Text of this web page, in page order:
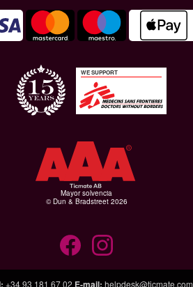
WE SUPPORT
Mayor solvencia
© Dun & Bradstreet 2026
: +34 93 181 67 02 E-mail: helpdesk@ticmate.com